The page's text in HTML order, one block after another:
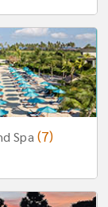
Spa (7)